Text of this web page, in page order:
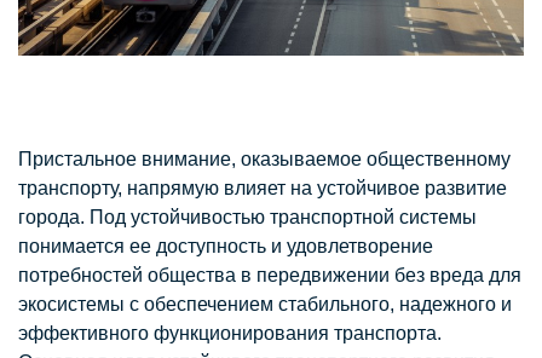
Пристальное внимание, оказываемое общественному
транспорту, напрямую влияет на устойчивое развитие
города. Под устойчивостью транспортной системы
понимается ее доступность и удовлетворение
потребностей общества в передвижении без вреда для
экосистемы с обеспечением стабильного, надежного и
эффективного функционирования транспорта.